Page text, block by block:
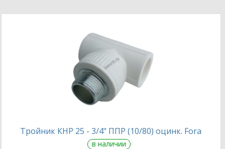
Тройник КНР 25 - 3/4" ППР (10/80) оцинк. Fora
в наличии